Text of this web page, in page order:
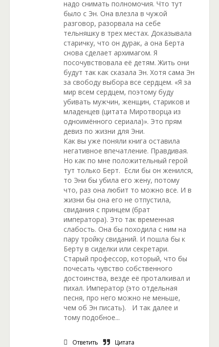
надо снимать полномочия. Что тут
было с Эн. Она влезла в чужой
разговор, разорвала на себе
тельняшку в трех местах. Доказывала
старичку, что он дурак, а она Берта
снова сделает архимагом. Я
посочувствовала её детям. Жить они
будут так как сказала Эн. Хотя сама Эн
за свободу выбора все сердцем. «Я за
мир всем сердцем, поэтому буду
убивать мужчин, женщин, стариков и
младенцев (цитата Миротворца из
одноимённого сериала)». Это прям
девиз по жизни для Эни.
Как вы уже поняли книга оставила
негативное впечатление. Правдивая.
Но как по мне положительный герой
тут только Берт. Если бы он женился,
то Эни бы убила его жену, потому
что, раз она любит то можно все. И в
жизни бы она его не отпустила,
свидания с принцем (брат
императора). Это так временная
слабость. Она бы походила с ним на
пару тройку свиданий. И пошла бы к
Берту в сиделки или секретари.
Старый профессор, который, что бы
почесать чувство собственного
достоинства, везде её проталкивал и
пихал. Император (это отдельная
песня, про него можно не меньше,
чем об Эн писать). И так далее и
тому подобное...
Ответить Цитата